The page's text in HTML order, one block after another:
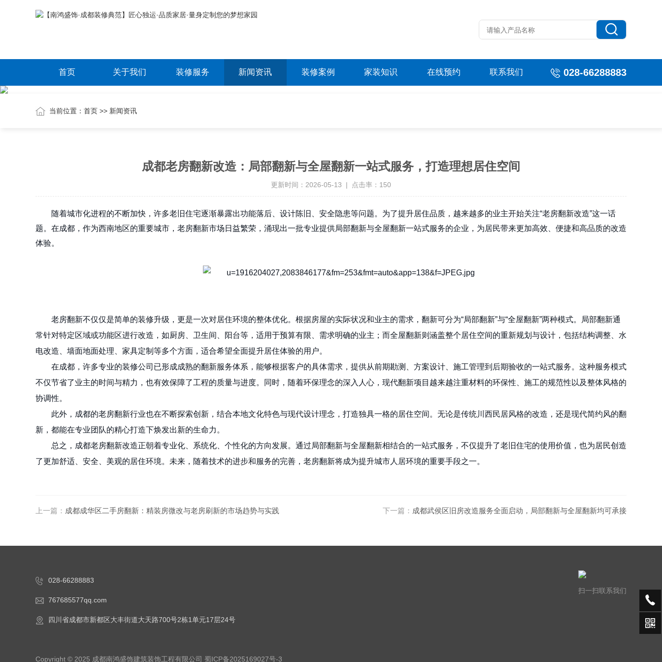
首页 关于我们 装修服务 新闻资讯 装修案例 家装知识 在线预约 联系我们 028-66288883
当前位置： 首页 >> 新闻资讯
成都老房翻新改造：局部翻新与全屋翻新一站式服务，打造理想居住空间
更新时间：2026-05-13 | 点击率：150
随着城市化进程的不断加快，许多老旧住宅逐渐暴露出功能落后、设计陈旧、安全隐患等问题。为了提升居住品质，越来越多的业主开始关注“老房翻新改造”这一话
题。在成都，作为西南地区的重要城市，老房翻新市场日益繁荣，涌现出一批专业提供局部翻新与全屋翻新一站式服务的企业，为居民带来更加高效、便捷和高品质的改造
体验。
老房翻新不仅仅是简单的装修升级，更是一次对居住环境的整体优化。根据房屋的实际状况和业主的需求，翻新可分为“局部翻新”与“全屋翻新”两种模式。局部翻新通
常针对特定区域或功能区进行改造，如厨房、卫生间、阳台等，适用于预算有限、需求明确的业主；而全屋翻新则涵盖整个居住空间的重新规划与设计，包括结构调整、水
电改造、墙面地面处理、家具定制等多个方面，适合希望全面提升居住体验的用户。
在成都，许多专业的装修公司已形成成熟的翻新服务体系，能够根据客户的具体需求，提供从前期勘测、方案设计、施工管理到后期验收的一站式服务。这种服务模式
不仅节省了业主的时间与精力，也有效保障了工程的质量与进度。同时，随着环保理念的深入人心，现代翻新项目越来越注重材料的环保性、施工的规范性以及整体风格的
协调性。
此外，成都的老房翻新行业也在不断探索创新，结合本地文化特色与现代设计理念，打造独具一格的居住空间。无论是传统川西民居风格的改造，还是现代简约风的翻
新，都能在专业团队的精心打造下焕发出新的生命力。
总之，成都老房翻新改造正朝着专业化、系统化、个性化的方向发展。通过局部翻新与全屋翻新相结合的一站式服务，不仅提升了老旧住宅的使用价值，也为居民创造
了更加舒适、安全、美观的居住环境。未来，随着技术的进步和服务的完善，老房翻新将成为提升城市人居环境的重要手段之一。
上一篇： 成都成华区二手房翻新：精装房微改与老房刷新的市场趋势与实践 下一篇： 成都武侯区旧房改造服务全面启动，局部翻新与全屋翻新均可承接
028-66288883
767685577qq.com
四川省成都市新都区大丰街道大天路700号2栋1单元17层24号
扫一扫联系我们
Copyright © 2025 成都南鸿盛饰建筑装饰工程有限公司 蜀ICP备2025169027号-3